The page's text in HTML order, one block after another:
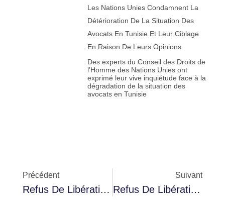
Les Nations Unies Condamnent La
Détérioration De La Situation Des
Avocats En Tunisie Et Leur Ciblage
En Raison De Leurs Opinions
Des experts du Conseil des Droits de
l’Homme des Nations Unies ont
exprimé leur vive inquiétude face à la
dégradation de la situation des
avocats en Tunisie
Précédent
Refus De Libération Du Juge Tayeb Rached Et Report De L’affaire À Décembre
Suivant
Refus De Libération D’Ayachi Zammel Et Report De L’affaire Par La Cour D’appel